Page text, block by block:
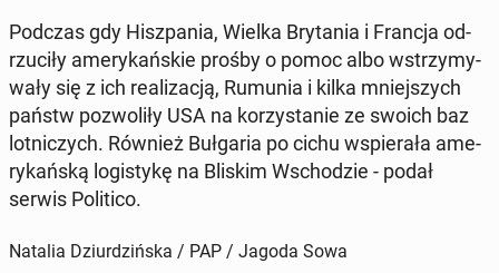
Podczas gdy Hisz­pa­nia, Wielka Bry­ta­nia i Francja od­
rzu­ci­ły ame­ry­kań­skie prośby o pomoc albo wstrzy­my­
wa­ły się z ich re­ali­za­cją, Rumunia i kilka mniej­szych
państw po­zwo­li­ły USA na ko­rzy­sta­nie ze swoich baz
lot­ni­czych. Również Buł­ga­ria po cichu wspie­ra­ła ame­
ry­kań­ską lo­gi­sty­kę na Bliskim Wscho­dzie - podał
serwis Po­li­ti­co.
Natalia Dziurdzińska / PAP / Jagoda Sowa